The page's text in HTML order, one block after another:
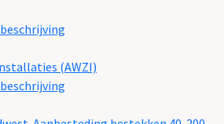
(AWZI)